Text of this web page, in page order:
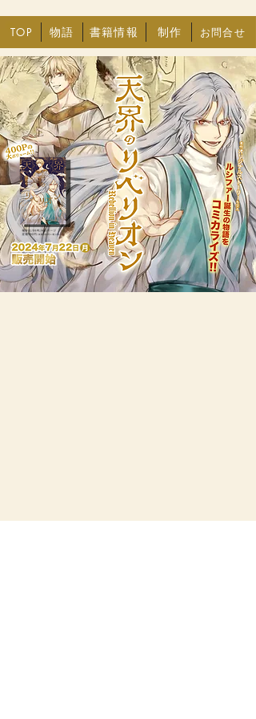
TOP 物語 書籍情報 制作 お問合せ